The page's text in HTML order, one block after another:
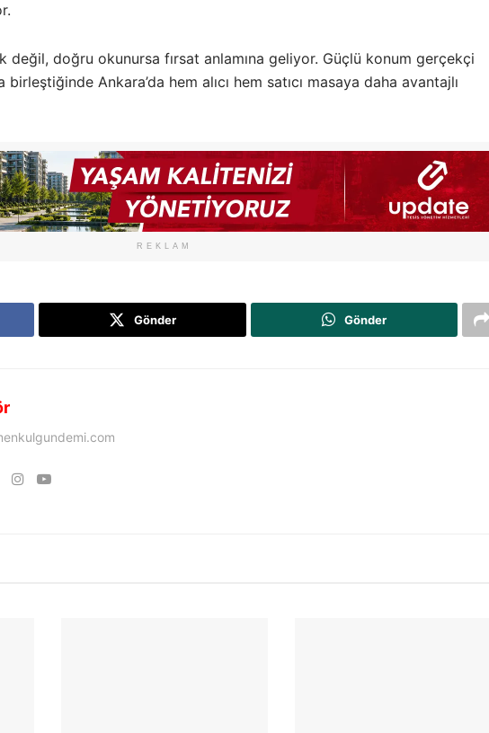
değil, doğru okunursa fırsat anlamına geliyor. Güçlü konum gerçekçi
Ankara’da hem alıcı hem satıcı masaya daha avantajlı
REKLAM
Gönder Gönder